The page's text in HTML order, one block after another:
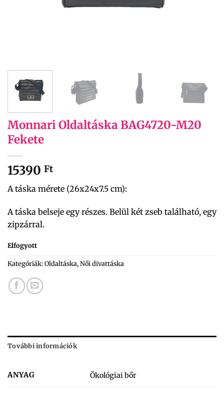
Monnari Oldaltáska BAG4720-M20
Fekete
15390 Ft
A táska mérete (26x24x7.5 cm):
A táska belseje egy részes. Belül két zseb található, egy
zipzárral.
Elfogyott
Kategóriák:Oldaltáska,Női divattáska
További információk
ANYAG Ökológiai bőr